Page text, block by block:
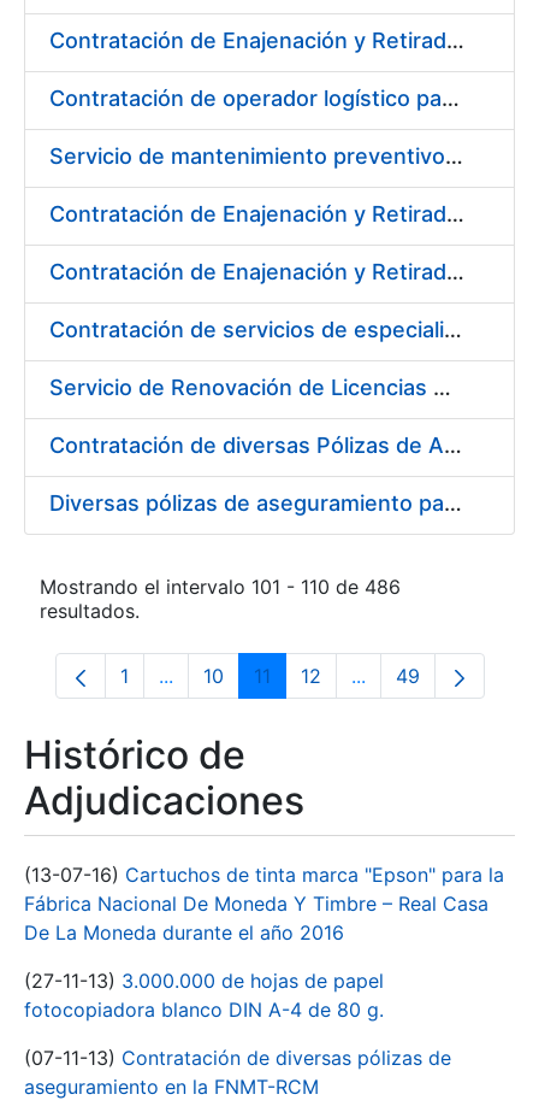
Contratación de Enajenación y Retirada de Recortes Sobrantes y Desperdicios de Papel Impreso y no Impreso durante el Año 2020
Contratación de operador logístico para distintos servicios de transporte de seguridad de mercancías de la Fábrica Nacional de Moneda y Timbre - Real Casa de la Moneda
Servicio de mantenimiento preventivo de la instalación del sistema centralizado de recogida de papelote de timbre e imprenta
Contratación de Enajenación y Retirada de Residuos de PVC, Policarbonato y Plásticos durante el año 2020
Contratación de Enajenación y Retirada de Chatarra de Hierro, Acero y Chapa de la RCM-FNMT
Contratación de servicios de especialistas técnicos en prevención y extinción de incendios para los centros de Madrid y Burgos de la FNMT-RCM
Servicio de Renovación de Licencias Adobe
Contratación de diversas Pólizas de Aseguramiento para la Fábrica Nacional de Moneda y Timbre - Real Casa de la Moneda
Diversas pólizas de aseguramiento para la Fábrica Nacional de Moneda y Timbre - Real Casa de la Moneda
Mostrando el intervalo 101 - 110 de 486
resultados.
Página
1 ...Páginas intermedias Use TAB para
Página
10 Página
11 Página
12 ...PáginasPágina
49
Histórico de
Adjudicaciones
(13-07-16) Cartuchos de tinta marca "Epson" para la
Fábrica Nacional De Moneda Y Timbre – Real Casa
De La Moneda durante el año 2016
(27-11-13) 3.000.000 de hojas de papel
fotocopiadora blanco DIN A-4 de 80 g.
(07-11-13) Contratación de diversas pólizas de
aseguramiento en la FNMT-RCM